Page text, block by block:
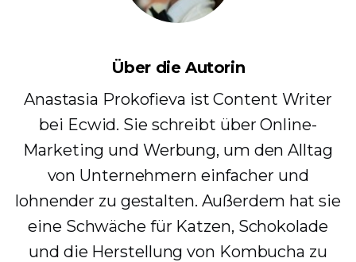
Über die Autorin
Anastasia Prokofieva ist Content Writer
bei Ecwid. Sie schreibt über Online-
Marketing und Werbung, um den Alltag
von Unternehmern einfacher und
lohnender zu gestalten. Außerdem hat sie
eine Schwäche für Katzen, Schokolade
und die Herstellung von Kombucha zu